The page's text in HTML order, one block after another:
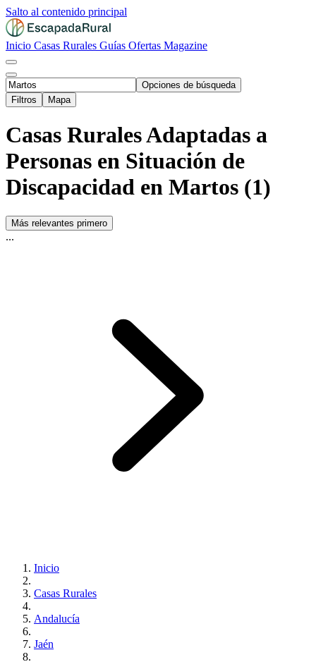
Salto al contenido principal
Inicio Casas Rurales Guías Ofertas Magazine
Opciones de búsqueda
Filtros
Mapa
Casas Rurales Adaptadas a
Personas en Situación de
Discapacidad en Martos (1)
Más relevantes primero
...
Inicio
Casas Rurales
Andalucía
Jaén